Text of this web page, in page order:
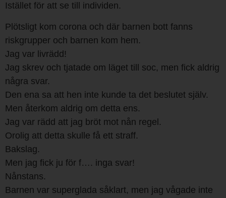
Istället för att se till individen.
Plötsligt kom corona och där barnen bott fanns
riskgrupper och barnen kom hem.
Jag var livrädd!
Jag skrev och tjatade om läget till soc, men fick aldrig
några svar.
Den ena sa att hen inte kunde ta det beslutet själv.
Men återkom aldrig om detta ens.
Jag var rädd att jag bröt mot nån regel.
Orolig att detta skulle få ett straff.
Bakslag.
Men jag fick ju för f…. inga svar!
Nånstans.
Barnen var superglada såklart, men jag vågade inte